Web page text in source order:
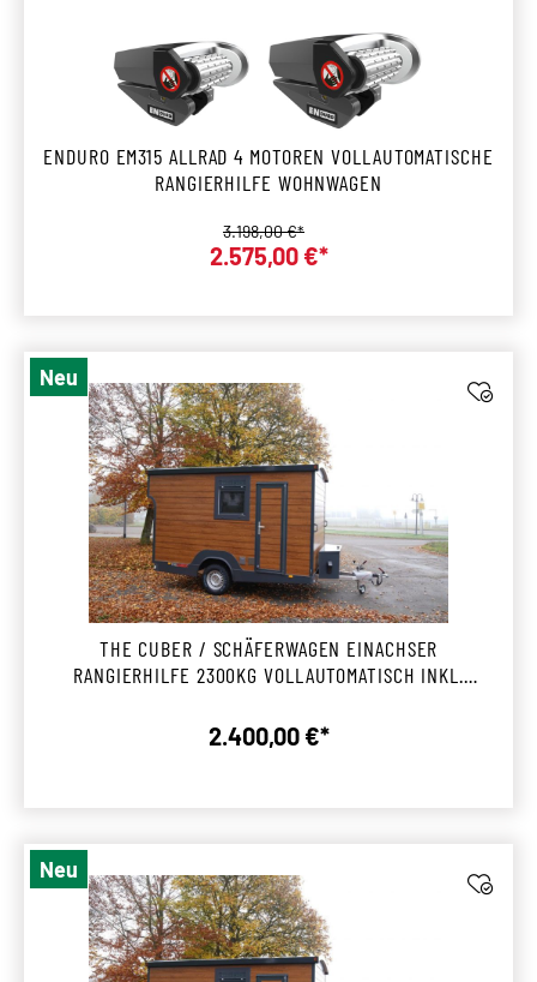
ENDURO EM315 ALLRAD 4 MOTOREN VOLLAUTOMATISCHE
RANGIERHILFE WOHNWAGEN
Verkaufspreis:
2.575,00 €*
Regulärer Preis:
3.198,00 €*
Neu
THE CUBER / SCHÄFERWAGEN EINACHSER
RANGIERHILFE 2300KG VOLLAUTOMATISCH INKL.
Regulärer Preis:
2.400,00 €*
Neu